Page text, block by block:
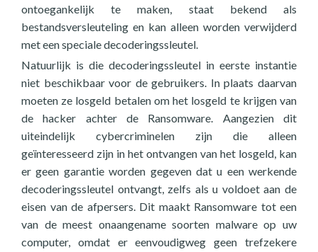
ontoegankelijk te maken, staat bekend als
bestandsversleuteling en kan alleen worden verwijderd
met een speciale decoderingssleutel.
Natuurlijk is die decoderingssleutel in eerste instantie
niet beschikbaar voor de gebruikers. In plaats daarvan
moeten ze losgeld betalen om het losgeld te krijgen van
de hacker achter de Ransomware. Aangezien dit
uiteindelijk cybercriminelen zijn die alleen
geïnteresseerd zijn in het ontvangen van het losgeld, kan
er geen garantie worden gegeven dat u een werkende
decoderingssleutel ontvangt, zelfs als u voldoet aan de
eisen van de afpersers. Dit maakt Ransomware tot een
van de meest onaangename soorten malware op uw
computer, omdat er eenvoudigweg geen trefzekere